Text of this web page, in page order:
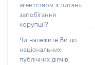
агентством з питань
запобігання
корупції?
Чи належите Ви до
національних
публічних діячів